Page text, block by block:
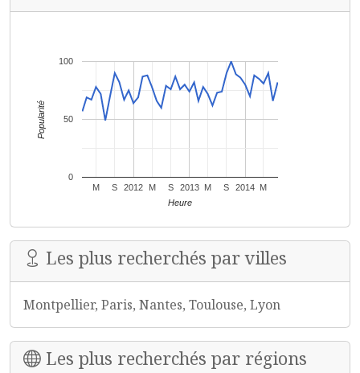
2012 2013 2014
M S M S M S M
0
50
100
Heure
Popularité
Les plus recherchés par villes
Montpellier, Paris, Nantes, Toulouse, Lyon
Les plus recherchés par régions